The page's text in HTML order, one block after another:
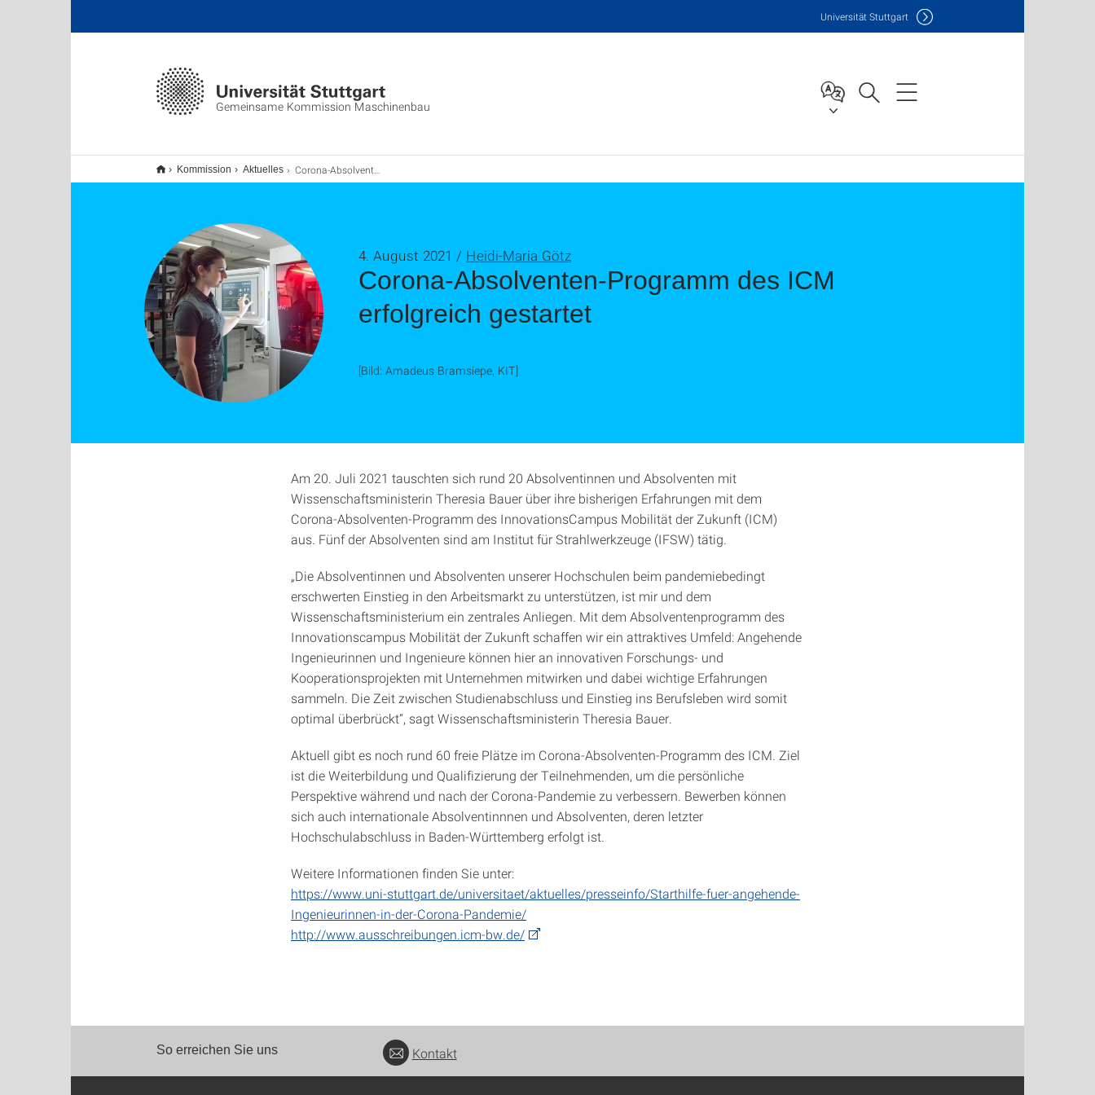
Gemeinsame Kommission Maschinenbau
Universität Stuttgart
Kommission Aktuelles Corona-Absolventen-Programm des ICM erfolgreich gestartet
Corona-Absolventen-Programm des ICM
erfolgreich gestartet
4. August 2021 / Heidi-Maria Götz
[Bild: Amadeus Bramsiepe, KIT]
Am 20. Juli 2021 tauschten sich rund 20 Absolventinnen und Absolventen mit
Wissenschaftsministerin Theresia Bauer über ihre bisherigen Erfahrungen mit dem
Corona-Absolventen-Programm des InnovationsCampus Mobilität der Zukunft (ICM)
aus. Fünf der Absolventen sind am Institut für Strahlwerkzeuge (IFSW) tätig.
„Die Absolventinnen und Absolventen unserer Hochschulen beim pandemiebedingt
erschwerten Einstieg in den Arbeitsmarkt zu unterstützen, ist mir und dem
Wissenschaftsministerium ein zentrales Anliegen. Mit dem Absolventenprogramm des
Innovationscampus Mobilität der Zukunft schaffen wir ein attraktives Umfeld: Angehende
Ingenieurinnen und Ingenieure können hier an innovativen Forschungs- und
Kooperationsprojekten mit Unternehmen mitwirken und dabei wichtige Erfahrungen
sammeln. Die Zeit zwischen Studienabschluss und Einstieg ins Berufsleben wird somit
optimal überbrückt“, sagt Wissenschaftsministerin Theresia Bauer.
Aktuell gibt es noch rund 60 freie Plätze im Corona-Absolventen-Programm des ICM. Ziel
ist die Weiterbildung und Qualifizierung der Teilnehmenden, um die persönliche
Perspektive während und nach der Corona-Pandemie zu verbessern. Bewerben können
sich auch internationale Absolventinnnen und Absolventen, deren letzter
Hochschulabschluss in Baden-Württemberg erfolgt ist.
Weitere Informationen finden Sie unter:
https://www.uni-stuttgart.de/universitaet/aktuelles/presseinfo/Starthilfe-fuer-angehende-
Ingenieurinnen-in-der-Corona-Pandemie/
http://www.ausschreibungen.icm-bw.de/
So erreichen Sie uns Kontakt